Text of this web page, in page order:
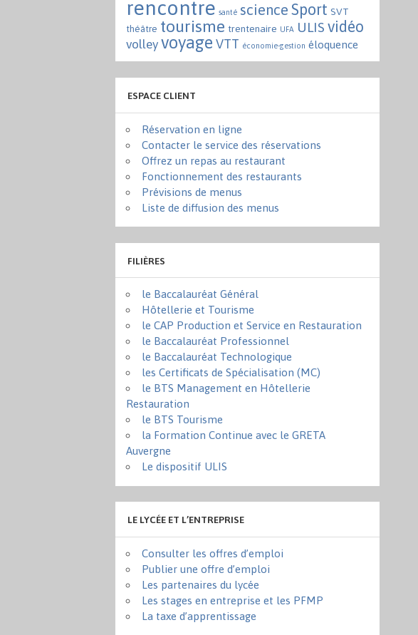
rencontre santé science Sport SVT
théâtre tourisme trentenaire UFA ULIS vidéo
volley voyage VTT économie-gestion éloquence
ESPACE CLIENT
Réservation en ligne
Contacter le service des réservations
Offrez un repas au restaurant
Fonctionnement des restaurants
Prévisions de menus
Liste de diffusion des menus
FILIÈRES
le Baccalauréat Général
Hôtellerie et Tourisme
le CAP Production et Service en Restauration
le Baccalauréat Professionnel
le Baccalauréat Technologique
les Certificats de Spécialisation (MC)
le BTS Management en Hôtellerie
Restauration
le BTS Tourisme
la Formation Continue avec le GRETA
Auvergne
Le dispositif ULIS
LE LYCÉE ET L’ENTREPRISE
Consulter les offres d’emploi
Publier une offre d’emploi
Les partenaires du lycée
Les stages en entreprise et les PFMP
La taxe d’apprentissage